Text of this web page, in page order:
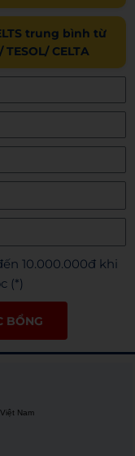
trung bình từ
CELTA
10.000.000đ khi
(*)
BỔNG
Nam